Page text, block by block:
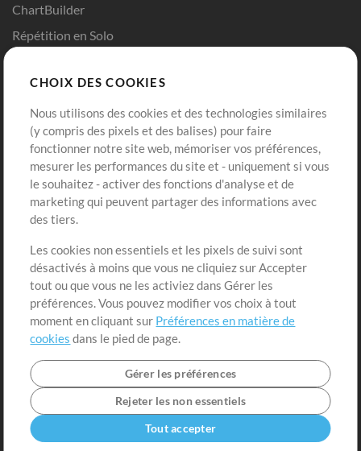
ChartBuilder
Répétition en Solo
Modèles ProPresenter
Sons
Boutique
Acheter des crédits
Contenu gratuit
Demander les pistes
Extras
Sessions
Soumettre votre contenu
Listes de lecture
Conférence MT
Compte
Connexion
S'inscrire
CHOIX DES COOKIES
Nous utilisons des cookies et des technologies similaires
(y compris des pixels et des balises) pour faire
fonctionner notre site web, mémoriser vos préférences,
mesurer les performances du site et - uniquement si vous
le souhaitez - activer des fonctions d'analyse et de
marketing qui peuvent partager des informations avec
des tiers.
Les cookies non essentiels et les pixels de suivi sont
désactivés à moins que vous ne cliquiez sur Accepter
tout ou que vous ne les activiez dans Gérer les
préférences. Vous pouvez modifier vos choix à tout
moment en cliquant sur Préférences en matière de
cookies dans le pied de page.
Gérer les préférences
Rejeter les non essentiels
Tout accepter